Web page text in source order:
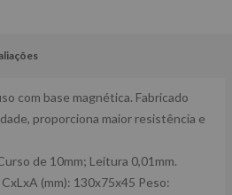
com base magnética. Fabricado
proporciona maior resistência e
de 10mm; Leitura 0,01mm.
(mm): 130x75x45 Peso: